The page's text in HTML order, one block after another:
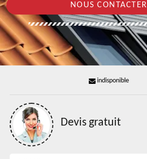
NOUS CONTACTER
indisponible
Devis gratuit